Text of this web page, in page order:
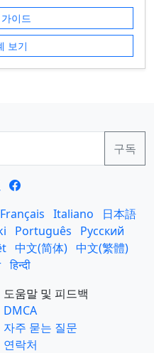
이드
보기
Français Italiano
日本語
Português
Русский
中文(简体) 中文(繁體)
हिन्दी
도움말 및 피드백
DMCA
자주 묻는 질문
연락처